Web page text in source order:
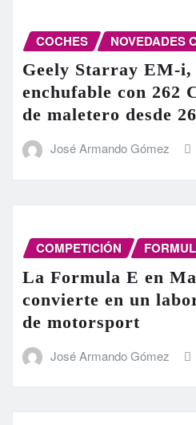
COCHES NOVEDADES
Geely Starray EM-
enchufable con 262
de maletero desde
José Armando Gómez
COMPETICIÓN
La Formula E en
convierte en un
de motorsport
José Armando Gómez